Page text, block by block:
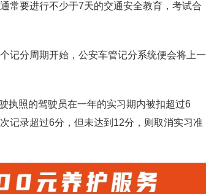
常要进行不少于7天的交通安全教育，考试合
记分周期开始，公安车管记分系统便会将上一
执照的驾驶员在一年的实习期内被扣超过6
记录超过6分，但未达到12分，则取消实习准